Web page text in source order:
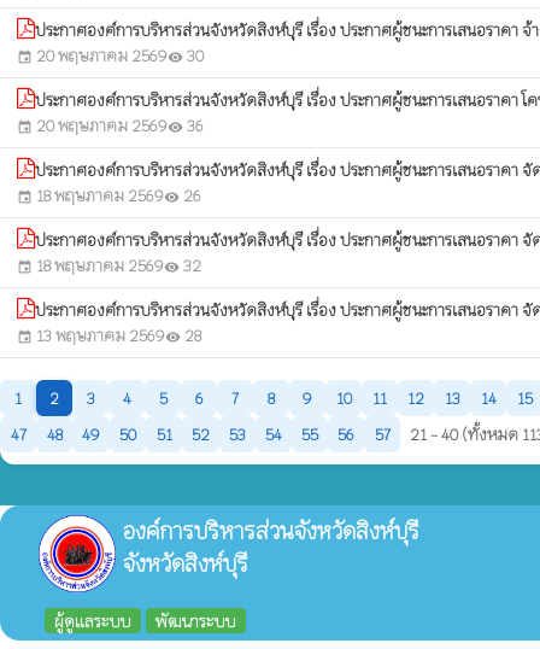
ประกาศองค์การบริหารส่วนจังหวัดสิงห์บุรี เรื่อง ประกาศผู้ชนะการเสนอราค
event 20 พฤษภาคม 2569visibility 30
ประกาศองค์การบริหารส่วนจังหวัดสิงห์บุรี เรื่อง ประกาศผู้ชนะการเสนอราค
event 20 พฤษภาคม 2569visibility 36
ประกาศองค์การบริหารส่วนจังหวัดสิงห์บุรี เรื่อง ประกาศผู้ชนะการเสนอราค
event 18 พฤษภาคม 2569visibility 26
ประกาศองค์การบริหารส่วนจังหวัดสิงห์บุรี เรื่อง ประกาศผู้ชนะการเสนอราค
event 18 พฤษภาคม 2569visibility 32
ประกาศองค์การบริหารส่วนจังหวัดสิงห์บุรี เรื่อง ประกาศผู้ชนะการเสนอราค
event 13 พฤษภาคม 2569visibility 28
1 2 3 4 5 6 7 8 9 10 11 12 13 14
15
47
48 49 50 51 52 53 54 55 56 57 21 - 40 (ทั้งหมด
องค์การบริหารส่วนจังหวัดสิงห์บุรี
จังหวัดสิงห์บุรี
ผู้ดูแลระบบ พัฒนาระบบ